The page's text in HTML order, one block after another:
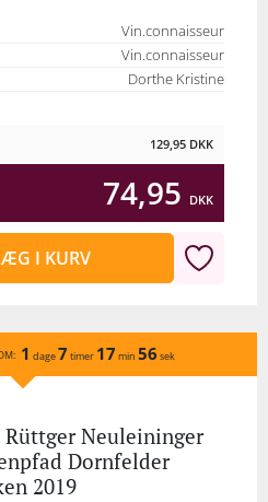
Vin.connaisseur
Vin.connaisseur
Dorthe Kristine
129,95 DKK
74,95 DKK
I KURV
1 dage7 timer 17 min 56 sek
Rüttger Neuleininger
Dornfelder
2019